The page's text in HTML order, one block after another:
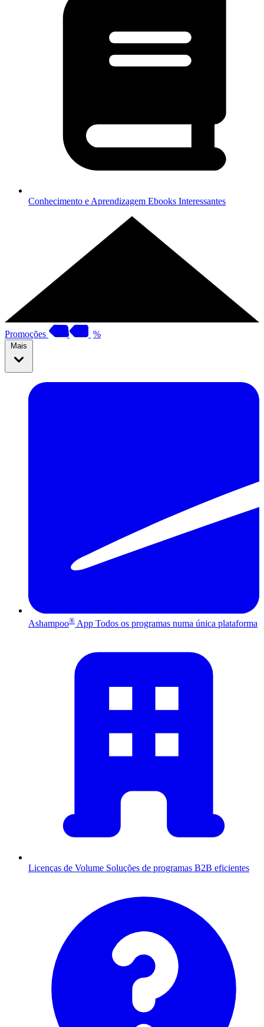
Conhecimento e Aprendizagem Ebooks Interessantes
Promoções %
Mais
Ashampoo® App Todos os programas numa única plataforma
Licenças de Volume Soluções de programas B2B eficientes